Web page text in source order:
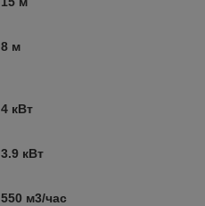
8 м
4 кВт
3.9 кВт
550 м3/час